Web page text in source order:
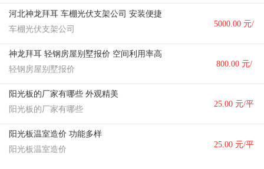
吨
河北神龙拜耳 车棚光伏支架公司 安装便捷
车棚光伏支架公司
5000.00 元/
吨
神龙拜耳 轻钢房屋别墅报价 空间利用率高
轻钢房屋别墅报价
800.00 元/
平方米
阳光板的厂家有哪些 外观精美
阳光板的厂家有哪些
25.00 元/平
方米
阳光板温室造价 功能多样
阳光板温室造价
25.00 元/平